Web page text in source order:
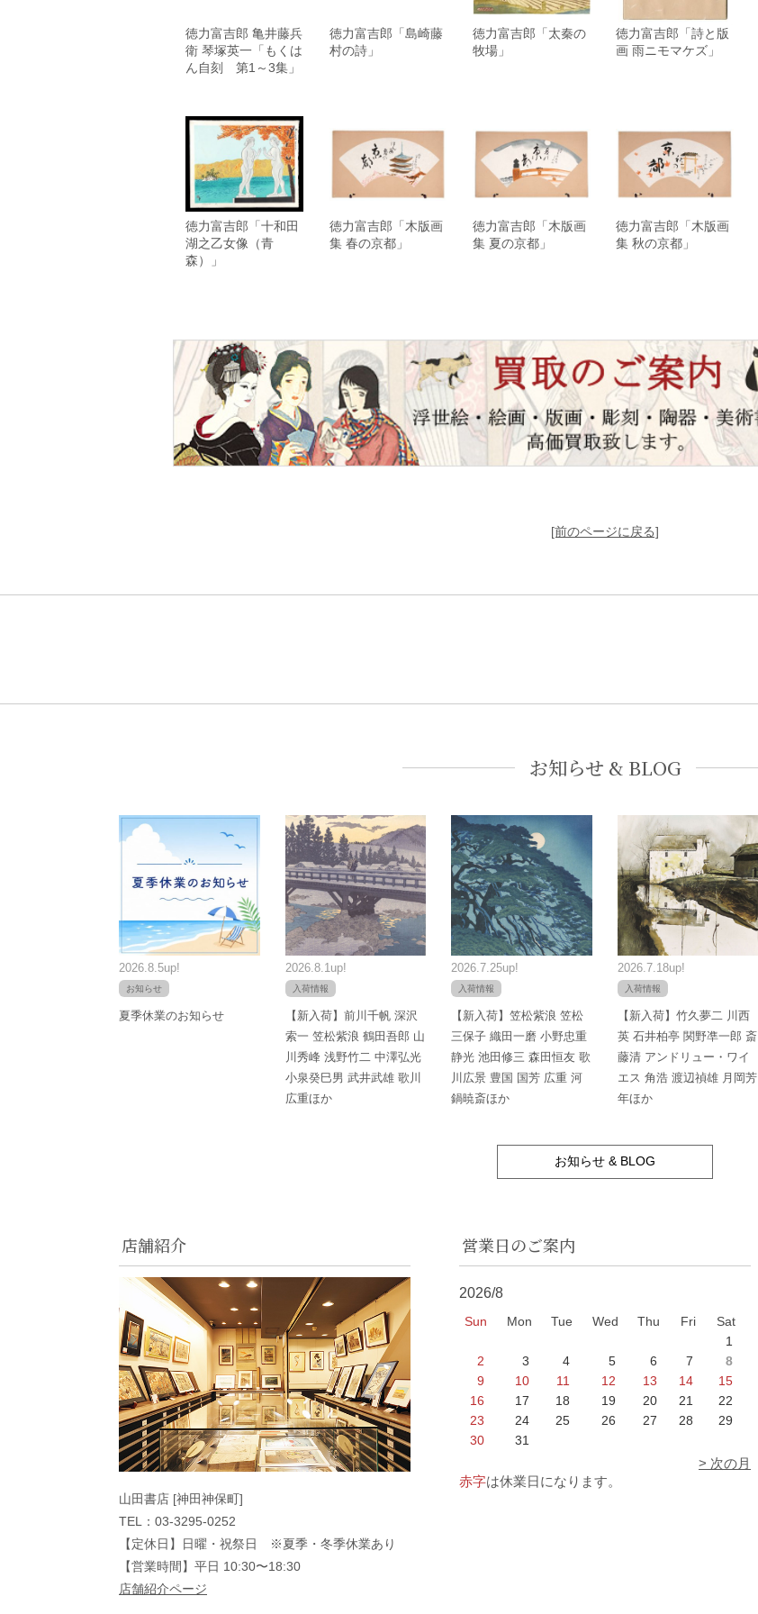
徳力富吉郎 亀井藤兵
衛 琴塚英一「もくは
ん自刻 第1～3集」
徳力富吉郎「島崎藤
村の詩」
徳力富吉郎「太秦の
牧場」
徳力富吉郎「詩と版
画 雨ニモマケズ」
徳力富吉郎「十和田
湖之乙女像（青
森）」
徳力富吉郎「木版画
集 春の京都」
徳力富吉郎「木版画
集 夏の京都」
徳力富吉郎「木版画
集 秋の京都」
[前のページに戻る]
お知らせ & BLOG
2026.8.5up!
お知らせ
夏季休業のお知らせ
2026.8.1up!
入荷情報
【新入荷】前川千帆 深沢
索一 笠松紫浪 鶴田吾郎 山
川秀峰 浅野竹二 中澤弘光
小泉癸巳男 武井武雄 歌川
広重ほか
2026.7.25up!
入荷情報
【新入荷】笠松紫浪 笠松
三保子 織田一磨 小野忠重
静光 池田修三 森田恒友 歌
川広景 豊国 国芳 広重 河
鍋暁斎ほか
2026.7.18up!
入荷情報
【新入荷】竹久夢二 川西
英 石井柏亭 関野凖一郎 斎
藤清 アンドリュー・ワイ
エス 角浩 渡辺禎雄 月岡芳
年ほか
お知らせ & BLOG
店舗紹介
山田書店 [神田神保町]
TEL：03-3295-0252
【定休日】日曜・祝祭日 ※夏季・冬季休業あり
【営業時間】平日 10:30〜18:30
店舗紹介ページ
営業日のご案内
2026/8
Sun Mon Tue Wed Thu Fri
Sat
1
2
3 4 5 6 7
8
9
10 11 12 13 14
15
16
17 18 19 20 21
22
23
24 25 26 27 28
29
30
31
> 次の月
赤字は休業日になります。